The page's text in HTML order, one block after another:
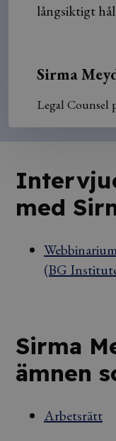
långsiktigt
Sirma
Legal
med
(BG
Sirma
ämnen
Arbetsrätt